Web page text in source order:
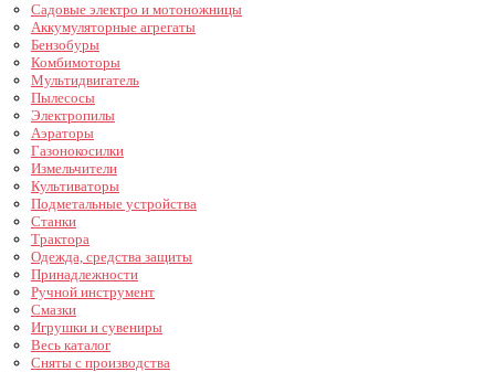
Садовые электро и мотоножницы
Аккумуляторные агрегаты
Бензобуры
Комбимоторы
Мультидвигатель
Пылесосы
Электропилы
Аэраторы
Газонокосилки
Измельчители
Культиваторы
Подметальные устройства
Станки
Трактора
Одежда, средства защиты
Принадлежности
Ручной инструмент
Смазки
Игрушки и сувениры
Весь каталог
Сняты с производства